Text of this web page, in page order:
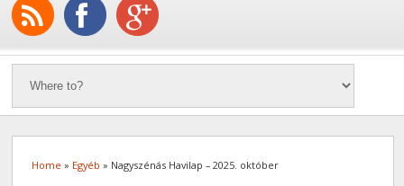
Home » Egyéb » Nagyszénás Havilap – 2025. október